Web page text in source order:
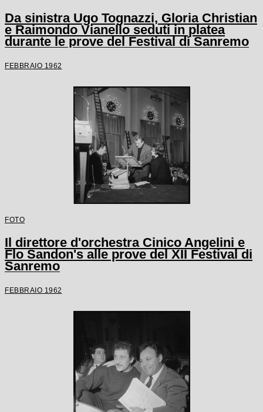
Da sinistra Ugo Tognazzi, Gloria Christian
e Raimondo Vianello seduti in platea
durante le prove del Festival di Sanremo
FEBBRAIO 1962
FOTO
Il direttore d'orchestra Cinico Angelini e
Flo Sandon's alle prove del XII Festival di
Sanremo
FEBBRAIO 1962